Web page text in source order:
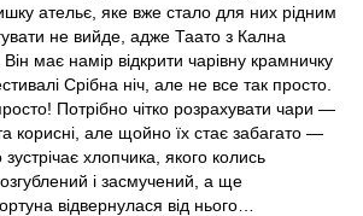
ательє, яке вже стало для них рідним
не вийде, адже Таато з Кална
має намір відкрити чарівну крамничку
Срібна ніч, але не все так просто.
Потрібно чітко розрахувати чари —
корисні, але щойно їх стає забагато —
хлопчика, якого колись
і засмучений, а ще
відвернулася від нього…